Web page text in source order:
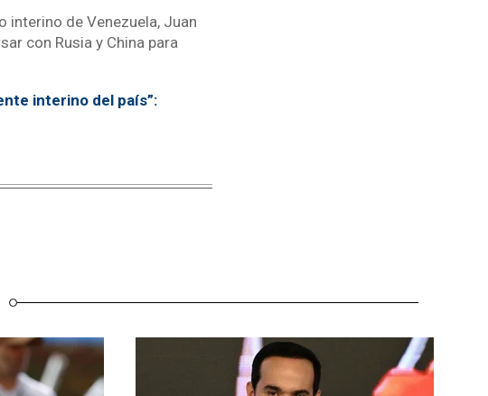
interino de Venezuela, Juan
con Rusia y China para
interino del país”: